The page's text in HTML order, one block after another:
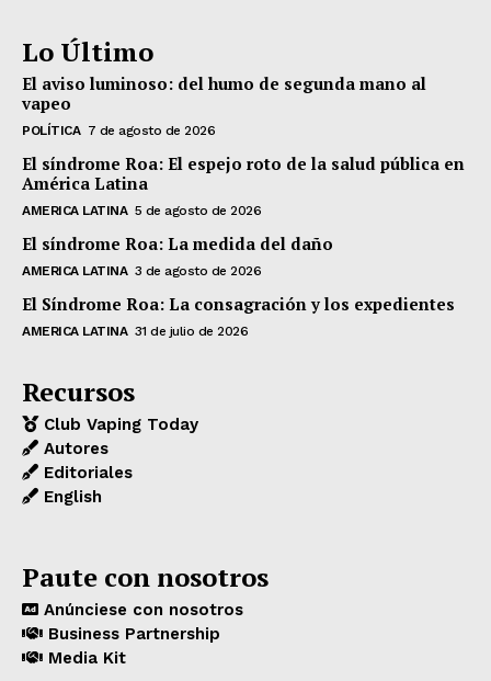
Lo Último
El aviso luminoso: del humo de segunda mano al
vapeo
POLÍTICA 7 de agosto de 2026
El síndrome Roa: El espejo roto de la salud pública en
América Latina
AMERICA LATINA 5 de agosto de 2026
El síndrome Roa: La medida del daño
AMERICA LATINA 3 de agosto de 2026
El Síndrome Roa: La consagración y los expedientes
AMERICA LATINA 31 de julio de 2026
Recursos
Club Vaping Today
Autores
Editoriales
English
Paute con nosotros
Anúnciese con nosotros
Business Partnership
Media Kit